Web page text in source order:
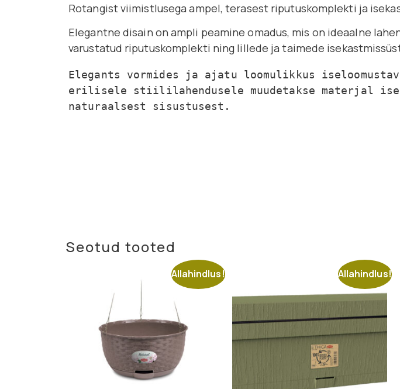
Rotangist viimistlusega ampel, terasest riputuskomplekti ja
Elegantne disain on ampli peamine omadus, mis on ideaalne
varustatud riputuskomplekti ning lillede ja taimede
Elegants vormides ja ajatu loomulikkus
erilisele stiililahendusele muudetakse materjal
naturaalsest sisustusest.
Seotud tooted
Allahindlus! Allahindlus!